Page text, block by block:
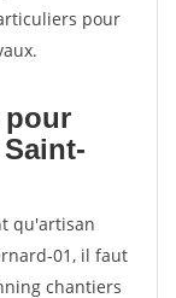
pour
pour
qu'artisan
01, il faut
chantiers